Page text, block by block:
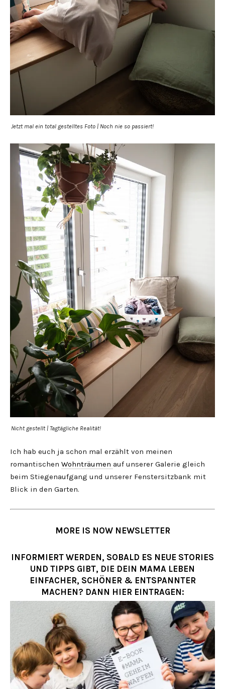
Jetzt mal ein total gestelltes Foto | Noch nie so passiert!
Nicht gestellt | Tagtägliche Realität!
Ich hab euch ja schon mal erzählt von meinen
romantischen Wohnträumen auf unserer Galerie gleich
beim Stiegenaufgang und unserer Fenstersitzbank mit
Blick in den Garten.
MORE IS NOW NEWSLETTER
INFORMIERT WERDEN, SOBALD ES NEUE STORIES
UND TIPPS GIBT, DIE DEIN MAMA LEBEN
EINFACHER, SCHÖNER & ENTSPANNTER
MACHEN? DANN HIER EINTRAGEN: